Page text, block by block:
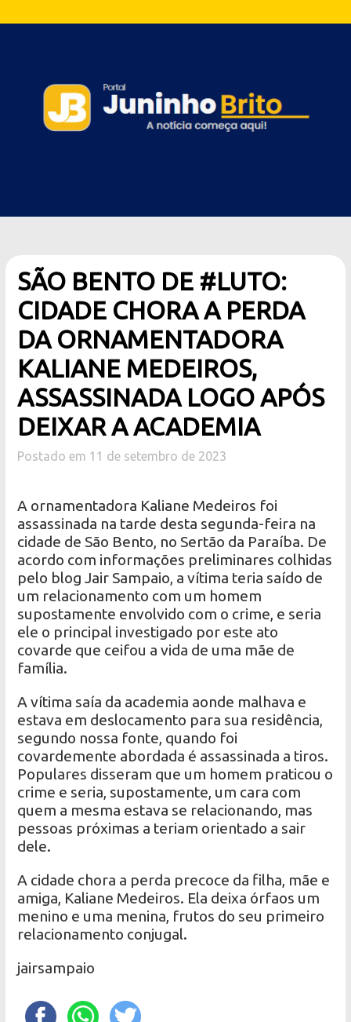
SÃO BENTO DE #LUTO:
CIDADE CHORA A PERDA
DA ORNAMENTADORA
KALIANE MEDEIROS,
ASSASSINADA LOGO APÓS
DEIXAR A ACADEMIA
Postado em 11 de setembro de 2023
A ornamentadora Kaliane Medeiros foi
assassinada na tarde desta segunda-feira na
cidade de São Bento, no Sertão da Paraíba. De
acordo com informações preliminares colhidas
pelo blog Jair Sampaio, a vítima teria saído de
um relacionamento com um homem
supostamente envolvido com o crime, e seria
ele o principal investigado por este ato
covarde que ceifou a vida de uma mãe de
família.
A vítima saía da academia aonde malhava e
estava em deslocamento para sua residência,
segundo nossa fonte, quando foi
covardemente abordada é assassinada a tiros.
Populares disseram que um homem praticou o
crime e seria, supostamente, um cara com
quem a mesma estava se relacionando, mas
pessoas próximas a teriam orientado a sair
dele.
A cidade chora a perda precoce da filha, mãe e
amiga, Kaliane Medeiros. Ela deixa órfaos um
menino e uma menina, frutos do seu primeiro
relacionamento conjugal.
jairsampaio